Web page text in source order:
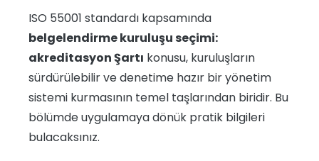
ISO 55001 standardı kapsamında
belgelendirme kuruluşu seçimi:
akreditasyon Şartı konusu, kuruluşların
sürdürülebilir ve denetime hazır bir yönetim
sistemi kurmasının temel taşlarından biridir. Bu
bölümde uygulamaya dönük pratik bilgileri
bulacaksınız.